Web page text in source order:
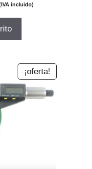
actual
incluido)
¡oferta!